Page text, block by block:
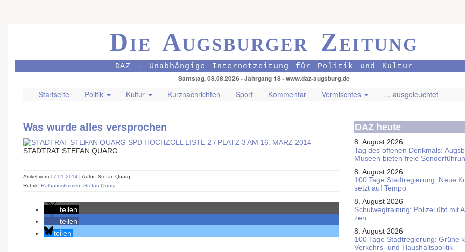
Die Augsburger Zeitung
DAZ - Unabhängige Internetzeitung für Politik und Kultur
Samstag, 08.08.2026 - Jahrgang 18 - www.daz-augsburg.de
Startseite Politik Kultur Kurznachrichten Sport Kommentar Vermischtes … ausgeleuchtet
Was wurde alles versprochen
STADTRAT STEFAN QUARG
Artikel vom 17.01.2014 | Autor: Stefan Quarg
Rubrik: Rathausstimmen, Stefan Quarg
teilen
teilen
teilen
DAZ heute
8. August 2026
Tag des offenen Denkmals:
Museen bieten freie
8. August 2026
100 Tage Stadtregierung: Neue
setzt auf Tempo
8. August 2026
Schul­weg­trai­ning: Poli­zei übt mit
zen
8. August 2026
100 Tage Stadtregierung: Grüne
Verkehrs- und Haushaltspolitik